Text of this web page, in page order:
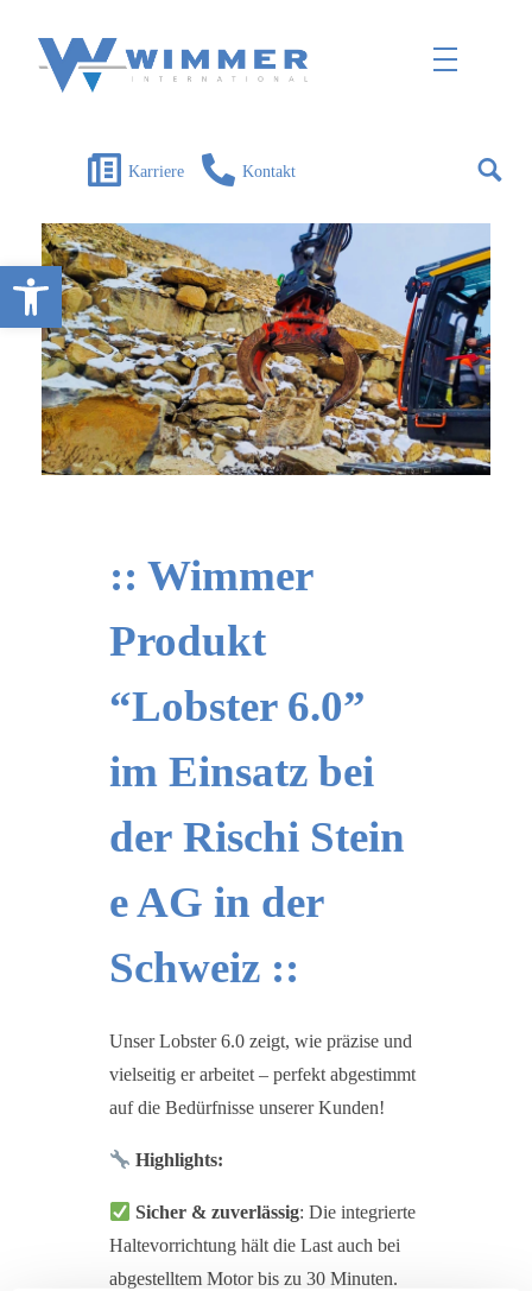
Open toolbar
Karriere Kontakt
:: Wimmer
Produkt
“Lobster 6.0”
im Einsatz bei
der Rischi Stein
e AG in der
Schweiz ::
Unser Lobster 6.0 zeigt, wie präzise und
vielseitig er arbeitet – perfekt abgestimmt
auf die Bedürfnisse unserer Kunden!
Highlights:
Sicher & zuverlässig: Die integrierte
Haltevorrichtung hält die Last auch bei
abgestelltem Motor bis zu 30 Minuten.